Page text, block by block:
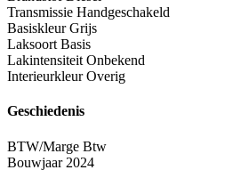
Transmissie Handgeschakeld
Basiskleur Grijs
Laksoort Basis
Lakintensiteit Onbekend
Interieurkleur Overig
Geschiedenis
BTW/Marge Btw
Bouwjaar 2024